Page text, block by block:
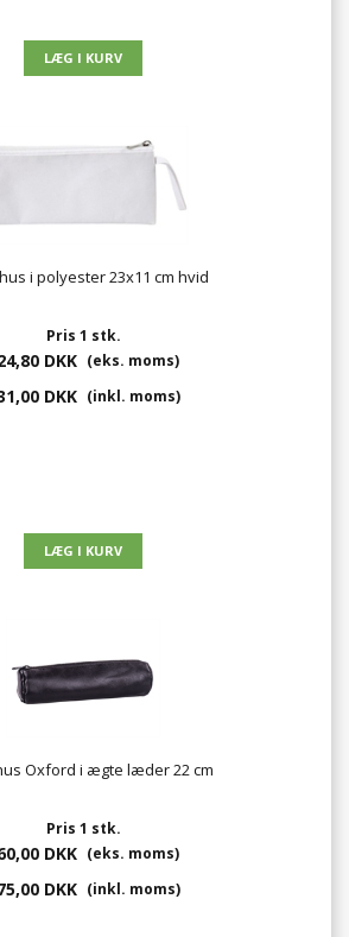
i polyester 23x11 cm hvid
Pris 1 stk.
DKK (eks. moms)
DKK (inkl. moms)
Oxford i ægte læder 22 cm
Pris 1 stk.
DKK (eks. moms)
DKK (inkl. moms)